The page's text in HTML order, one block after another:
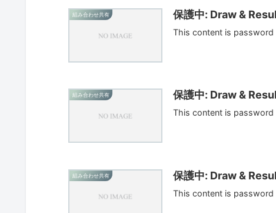
組み合わせ共有 保護中: Draw &
This content is
組み合わせ共有 保護中: Draw &
This content is
組み合わせ共有 保護中: Draw &
This content is